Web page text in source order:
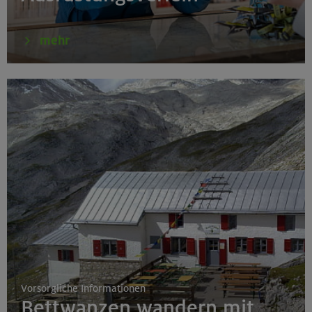
Fahrtechnik II - Advanced - Kompakt
19.08.26
Schnupperkletterkurs indoor
München
19.08.26
Fahrtechnik I - Basic - Kompakt
München
mehr
Vorsorgliche Informationen